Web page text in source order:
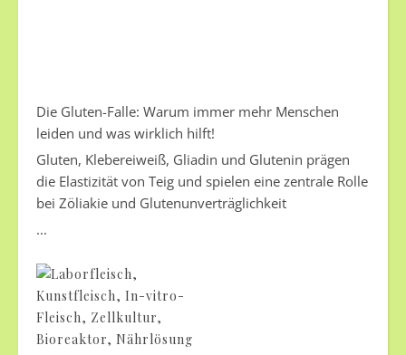
Die Gluten-Falle: Warum immer mehr Menschen
leiden und was wirklich hilft!
Gluten, Klebereiweiß, Gliadin und Glutenin prägen
die Elastizität von Teig und spielen eine zentrale Rolle
bei Zöliakie und Glutenunverträglichkeit
...